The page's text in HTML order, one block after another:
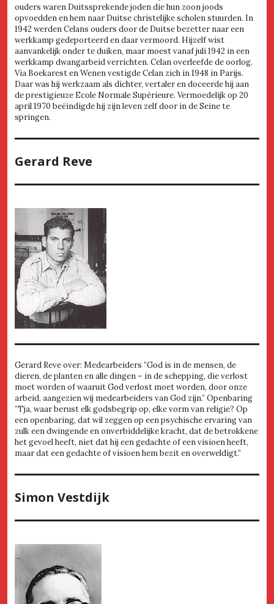
ouders waren Duitssprekende joden die hun zoon joods
opvoedden en hem naar Duitse christelijke scholen stuurden. In
1942 werden Celans ouders door de Duitse bezetter naar een
werkkamp gedeporteerd en daar vermoord. Hijzelf wist
aanvankelijk onder te duiken, maar moest vanaf juli 1942 in een
werkkamp dwangarbeid verrichten. Celan overleefde de oorlog.
Via Boekarest en Wenen vestigde Celan zich in 1948 in Parijs.
Daar was hij werkzaam als dichter, vertaler en doceerde hij aan
de prestigieuze Ecole Normale Supérieure. Vermoedelijk op 20
april 1970 beëindigde hij zijn leven zelf door in de Seine te
springen.
Gerard Reve
Gerard Reve over: Medearbeiders ”God is in de mensen, de
dieren, de planten en alle dingen – in de schepping, die verlost
moet worden of waaruit God verlost moet worden, door onze
arbeid, aangezien wij medearbeiders van God zijn.” Openbaring
”Tja, waar berust elk godsbegrip op, elke vorm van religie? Op
een openbaring, dat wil zeggen op een psychische ervaring van
zulk een dwingende en onverbiddelijke kracht, dat de betrokkene
het gevoel heeft, niet dat hij een gedachte of een visioen heeft,
maar dat een gedachte of visioen hem bezit en overweldigt.”
Simon Vestdijk